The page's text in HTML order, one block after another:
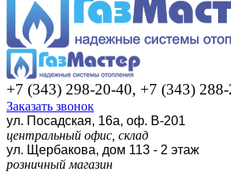
+7 (343) 298-20-40, +7 (343)
Заказать звонок
ул. Посадская, 16а, оф. В-201
центральный офис, склад
ул. Щербакова, дом 113 - 2 этаж
розничный магазин